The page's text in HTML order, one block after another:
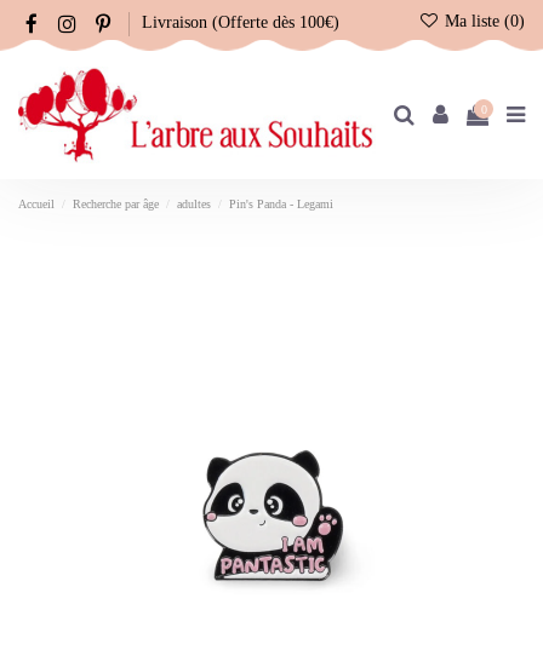
Livraison (Offerte dès 100€) Ma liste (0)
0
Accueil Recherche par âge adultes Pin's Panda - Legami